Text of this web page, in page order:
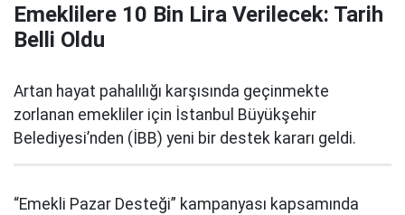
Emeklilere 10 Bin Lira Verilecek: Tarih
Belli Oldu
Artan hayat pahalılığı karşısında geçinmekte
zorlanan emekliler için İstanbul Büyükşehir
Belediyesi’nden (İBB) yeni bir destek kararı geldi.
“Emekli Pazar Desteği” kampanyası kapsamında